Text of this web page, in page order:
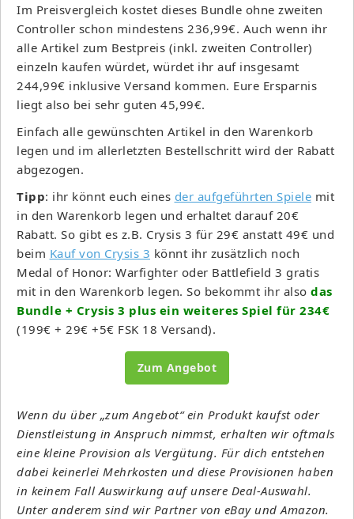
Im Preisvergleich kostet dieses Bundle ohne zweiten
Controller schon mindestens 236,99€. Auch wenn ihr
alle Artikel zum Bestpreis (inkl. zweiten Controller)
einzeln kaufen würdet, würdet ihr auf insgesamt
244,99€ inklusive Versand kommen. Eure Ersparnis
liegt also bei sehr guten 45,99€.
Einfach alle gewünschten Artikel in den Warenkorb
legen und im allerletzten Bestellschritt wird der Rabatt
abgezogen.
Tipp: ihr könnt euch eines der aufgeführten Spiele mit
in den Warenkorb legen und erhaltet darauf 20€
Rabatt. So gibt es z.B. Crysis 3 für 29€ anstatt 49€ und
beim Kauf von Crysis 3 könnt ihr zusätzlich noch
Medal of Honor: Warfighter oder Battlefield 3 gratis
mit in den Warenkorb legen. So bekommt ihr also das
Bundle + Crysis 3 plus ein weiteres Spiel für 234€
(199€ + 29€ +5€ FSK 18 Versand).
Zum Angebot
Wenn du über „zum Angebot“ ein Produkt kaufst oder
Dienstleistung in Anspruch nimmst, erhalten wir oftmals
eine kleine Provision als Vergütung. Für dich entstehen
dabei keinerlei Mehrkosten und diese Provisionen haben
in keinem Fall Auswirkung auf unsere Deal-Auswahl.
Unter anderem sind wir Partner von eBay und Amazon.